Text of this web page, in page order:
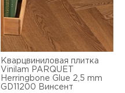
Кварцвиниловая плитка
Vinilam PARQUET
Herringbone Glue 2,5 mm
GD11200 Винсент